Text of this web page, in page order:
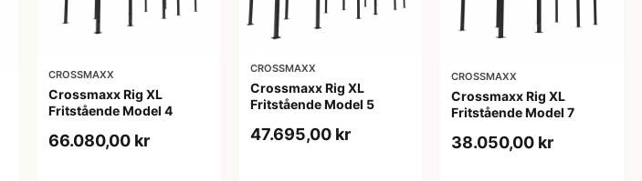
CROSSMAXX
Crossmaxx Rig XL
Fritstående Model 4
66.080,00 kr
CROSSMAXX
Crossmaxx Rig XL
Fritstående Model 5
47.695,00 kr
CROSSMAXX
Crossmaxx Rig XL
Fritstående Model 7
38.050,00 kr